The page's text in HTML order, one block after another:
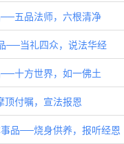
五品法师，六根清净
──当礼四众，说法华经
十方世界，如一佛土
付嘱，宣法报恩
品──烧身供养，报听经恩